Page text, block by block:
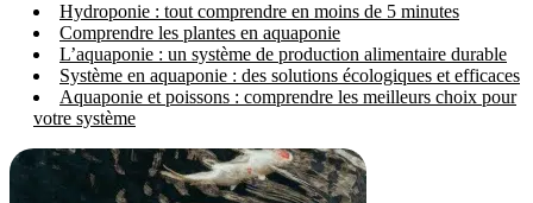
Hydroponie : tout comprendre en moins de 5 minutes
Comprendre les plantes en aquaponie
L’aquaponie : un système de production alimentaire durable
Système en aquaponie : des solutions écologiques et efficaces
Aquaponie et poissons : comprendre les meilleurs choix pour
votre système